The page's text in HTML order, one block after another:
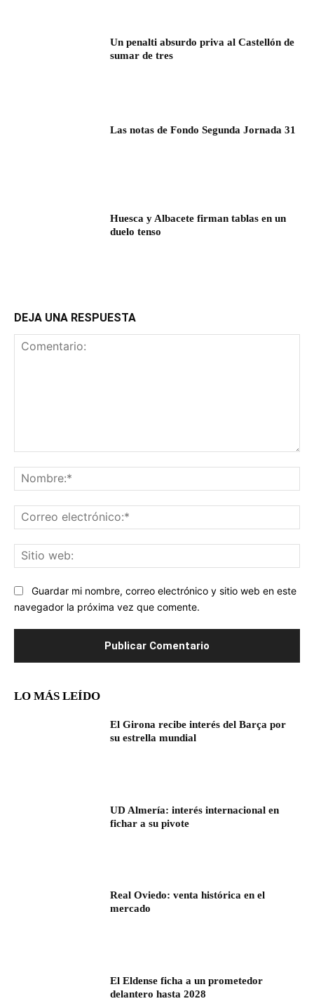
Un penalti absurdo priva al Castellón de
sumar de tres
Las notas de Fondo Segunda Jornada 31
Huesca y Albacete firman tablas en un
duelo tenso
DEJA UNA RESPUESTA
Guardar mi nombre, correo electrónico y sitio web en este
navegador la próxima vez que comente.
LO MÁS LEÍDO
El Girona recibe interés del Barça por
su estrella mundial
UD Almería: interés internacional en
fichar a su pivote
Real Oviedo: venta histórica en el
mercado
El Eldense ficha a un prometedor
delantero hasta 2028